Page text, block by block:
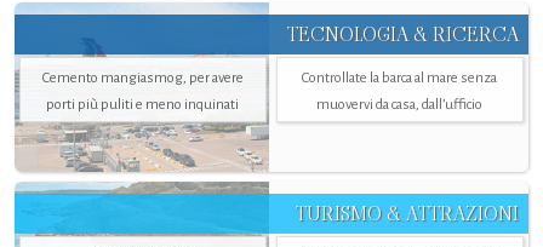
TECNOLOGIA & RICERCA
Cemento mangiasmog, per avere
porti più puliti e meno inquinati
Controllate la barca al mare senza
muovervi da casa, dall’ufficio
TURISMO & ATTRAZIONI